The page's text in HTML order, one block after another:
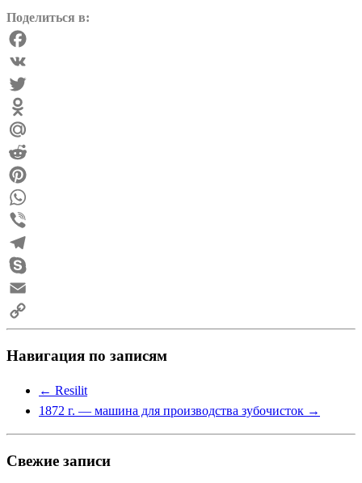
Поделиться в:
Facebook
VK
Twitter
Odnoklassniki
Mail.Ru
Reddit
Pinterest
WhatsApp
Viber
Telegram
Skype
Email
Copy
Link
Навигация по записям
← Resilit
1872 г. — машина для производства зубочисток →
Свежие записи